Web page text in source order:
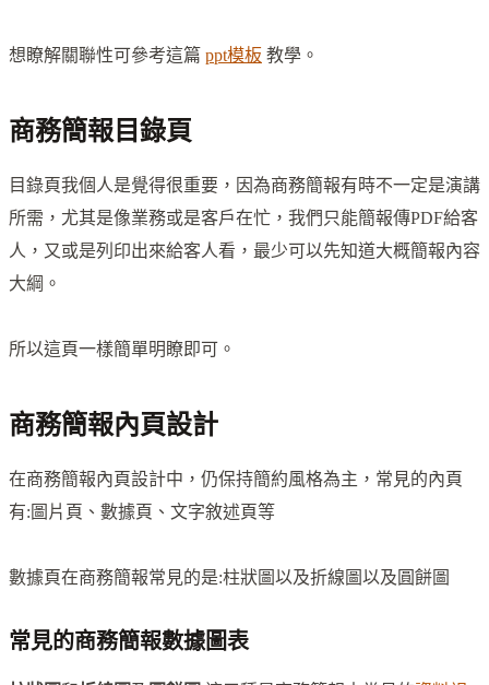
想瞭解關聯性可參考這篇 ppt模板 教學。
商務簡報目錄頁
目錄頁我個人是覺得很重要，因為商務簡報有時不一定是演講
所需，尤其是像業務或是客戶在忙，我們只能簡報傳PDF給客
人，又或是列印出來給客人看，最少可以先知道大概簡報內容
大綱。
所以這頁一樣簡單明瞭即可。
商務簡報內頁設計
在商務簡報內頁設計中，仍保持簡約風格為主，常見的內頁
有:圖片頁、數據頁、文字敘述頁等
數據頁在商務簡報常見的是:柱狀圖以及折線圖以及圓餅圖
常見的商務簡報數據圖表